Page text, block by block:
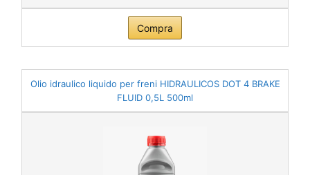
Compra
Olio idraulico liquido per freni HIDRAULICOS DOT 4 BRAKE
FLUID 0,5L 500ml